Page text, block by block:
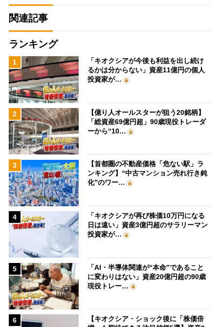
関連記事
ランキング
1
「キオクシアが今後も利益を出し続け
るかは分からない」資産11億円の個人
投資家が…
2
【億り人オールスターが狙う20銘柄】
「総資産69億円超」90歳現役トレーダ
ーから“10…
3
【首都圏の不動産価格「危ない駅」ラ
ンキング】“中古マンション売れ行き鈍
化”のワー…
4
「キオクシアが再び株価10万円になる
日は遠い」資産3億円超のサラリーマン
投資家が…
5
「AI・半導体関連が“本命”であること
に変わりはない」資産20億円超の90歳
現役トレー…
6
【キオクシア・ショック後に「株価倍